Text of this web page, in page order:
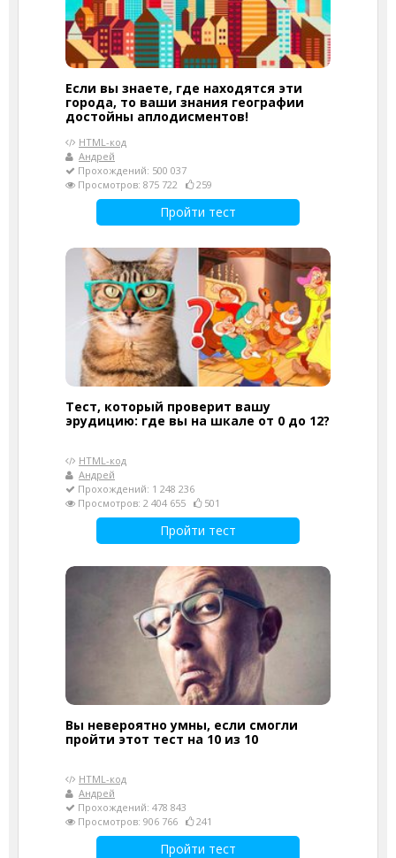
Если вы знаете, где находятся эти
города, то ваши знания географии
достойны аплодисментов!
HTML-код
Андрей
Прохождений: 500 037
Просмотров: 875 722
259
Пройти тест
Тест, который проверит вашу
эрудицию: где вы на шкале от 0 до 12?
HTML-код
Андрей
Прохождений: 1 248 236
Просмотров: 2 404 655
501
Пройти тест
Вы невероятно умны, если смогли
пройти этот тест на 10 из 10
HTML-код
Андрей
Прохождений: 478 843
Просмотров: 906 766
241
Пройти тест